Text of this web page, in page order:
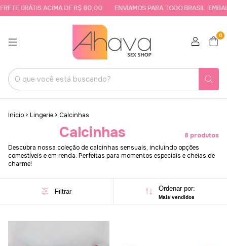
GRÁTIS ACIMA DE R$ 80,00 ENVIAMOS PARA TODO BRASIL.
0
Início > Lingerie > Calcinhas
Calcinhas
8 produtos
Descubra nossa coleção de calcinhas sensuais, incluindo opções
comestíveis e em renda. Perfeitas para momentos especiais e cheias de
charme!
Filtrar Ordenar por:
Mais vendidos